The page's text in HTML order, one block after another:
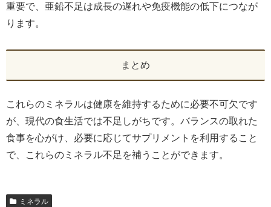
重要で、亜鉛不足は成長の遅れや免疫機能の低下につなが
ります。
まとめ
これらのミネラルは健康を維持するために必要不可欠です
が、現代の食生活では不足しがちです。バランスの取れた
食事を心がけ、必要に応じてサプリメントを利用すること
で、これらのミネラル不足を補うことができます。
ミネラル